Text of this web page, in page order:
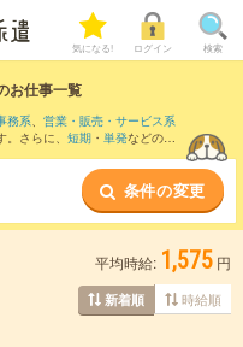
気になる! ログイン 検索
お仕事一覧
務系、 営業・販売・サービス系
さらに、 短期 ・ 単発などの期
条件の変更
平均時給: 1,575 円
新着順 時給順